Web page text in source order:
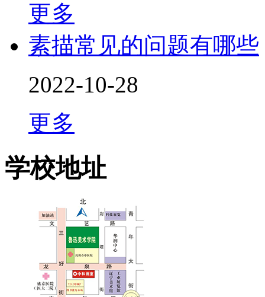
更多
素描常见的问题有哪些
2022-10-28
更多
学校地址